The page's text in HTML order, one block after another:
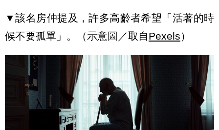
▼該名房仲提及，許多高齡者希望「活著的時
候不要孤單」。（示意圖／取自Pexels）